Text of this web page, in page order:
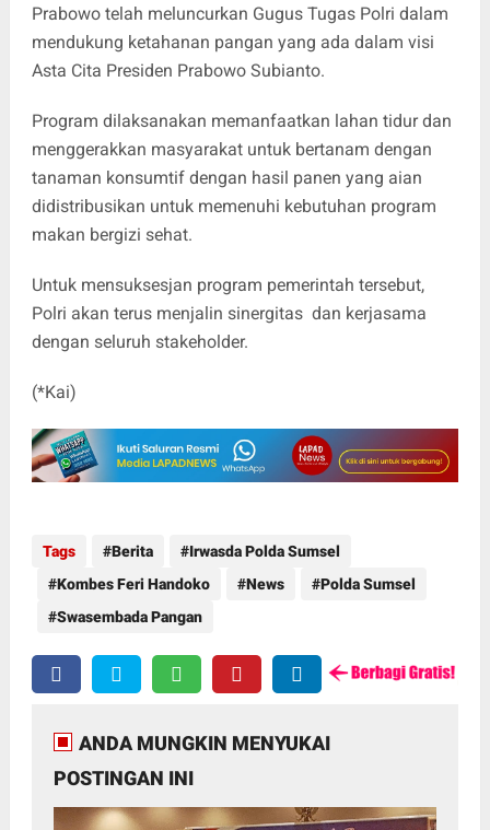
Prabowo telah meluncurkan Gugus Tugas Polri dalam
mendukung ketahanan pangan yang ada dalam visi
Asta Cita Presiden Prabowo Subianto.
Program dilaksanakan memanfaatkan lahan tidur dan
menggerakkan masyarakat untuk bertanam dengan
tanaman konsumtif dengan hasil panen yang aian
didistribusikan untuk memenuhi kebutuhan program
makan bergizi sehat.
Untuk mensuksesjan program pemerintah tersebut,
Polri akan terus menjalin sinergitas dan kerjasama
dengan seluruh stakeholder.
(*Kai)
Tags Berita
Irwasda Polda Sumsel
Kombes Feri Handoko
News
Polda Sumsel
Swasembada Pangan
ANDA MUNGKIN MENYUKAI
POSTINGAN INI